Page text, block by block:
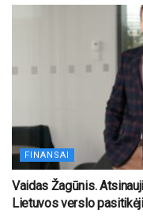
FINANSAI
Vaidas Žagūnis.
Lietuvos verslo